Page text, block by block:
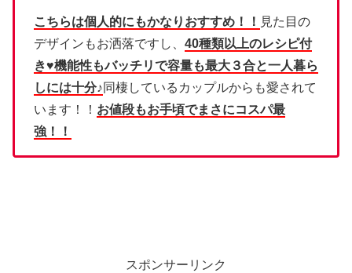
こちらは個人的にもかなりおすすめ！！ 見た目の
デザインもお洒落ですし、 40種類以上のレシピ付
き♥機能性もバッチリで容量も最大３合と一人暮ら
しには十分♪同棲しているカップルからも愛されて
います！！ お値段もお手頃でまさにコスパ最
強！！
スポンサーリンク